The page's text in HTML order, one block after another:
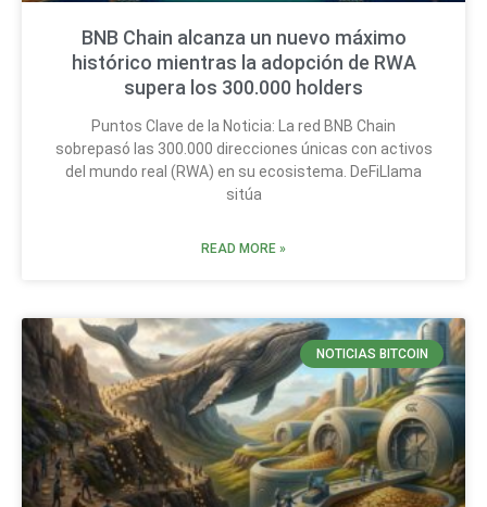
BNB Chain alcanza un nuevo máximo
histórico mientras la adopción de RWA
supera los 300.000 holders
Puntos Clave de la Noticia: La red BNB Chain
sobrepasó las 300.000 direcciones únicas con activos
del mundo real (RWA) en su ecosistema. DeFiLlama
sitúa
READ MORE »
NOTICIAS BITCOIN